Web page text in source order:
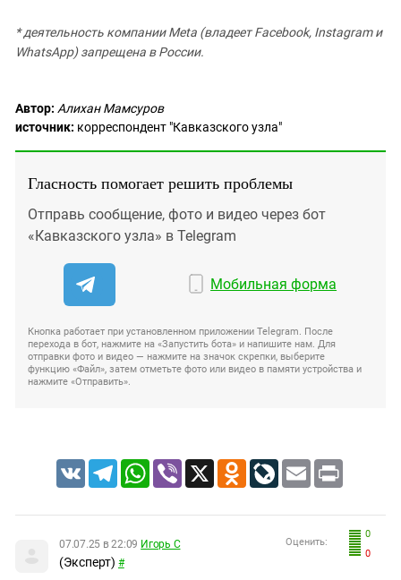
* деятельность компании Meta (владеет Facebook, Instagram и
WhatsApp) запрещена в России.
Автор: Алихан Мамсуров
источник: корреспондент "Кавказского узла"
Гласность помогает решить проблемы
Отправь сообщение, фото и видео через бот
«Кавказского узла» в Telegram
Мобильная форма
Кнопка работает при установленном приложении Telegram. После
перехода в бот, нажмите на «Запустить бота» и напишите нам. Для
отправки фото и видео — нажмите на значок скрепки, выберите
функцию «Файл», затем отметьте фото или видео в памяти устройства и
нажмите «Отправить».
VK TelegramWhatsApp
Viber X Odnoklassniki
LiveJournal
Email Print
0
0
Оценить:
07.07.25 в 22:09 Игорь С
(Эксперт) #